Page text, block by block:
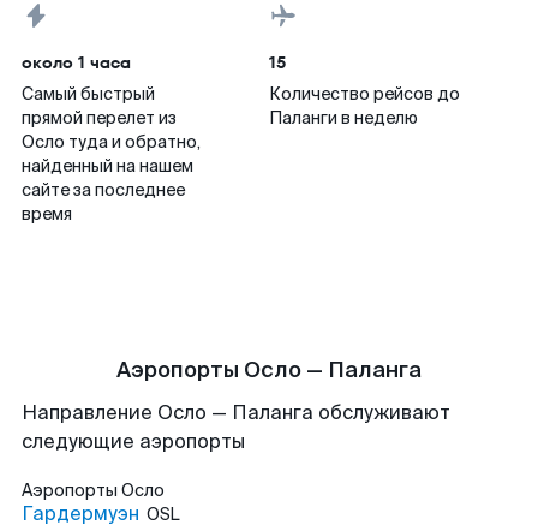
около 1 часа
Самый быстрый
прямой перелет из
Осло туда и обратно,
найденный на нашем
сайте за последнее
время
15
Количество рейсов до
Паланги в неделю
Аэропорты Осло — Паланга
Направление Осло — Паланга обслуживают
следующие аэропорты
Аэропорты Осло
Гардермуэн OSL